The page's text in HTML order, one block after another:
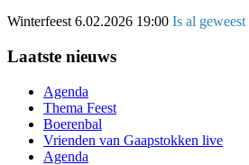
Winterfeest 6.02.2026 19:00 Is al geweest
Laatste nieuws
Agenda
Thema Feest
Boerenbal
Vrienden van Gaapstokken live
Agenda